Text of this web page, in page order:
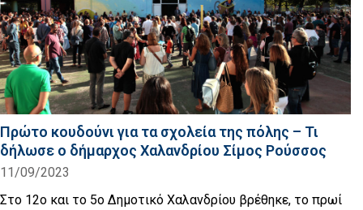
Πρώτο κουδούνι για τα σχολεία της πόλης – Τι
δήλωσε ο δήμαρχος Χαλανδρίου Σίμος Ρούσσος
11/09/2023
Στο 12ο και το 5ο Δημοτικό Χαλανδρίου βρέθηκε, το πρωί